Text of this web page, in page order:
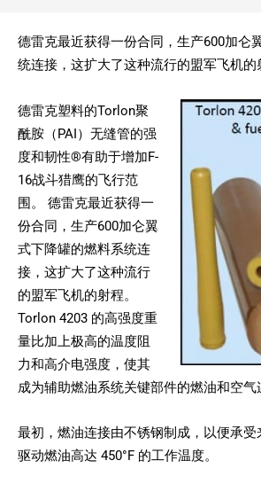
德雷克最近获得一份合同，生产600加仑
统连接，这扩大了这种流行的盟军飞机的
德雷克塑料的Torlon聚
酰胺（PAI）无缝管的强
度和韧性®有助于增加F-
16战斗猎鹰的飞行范
围。 德雷克最近获得一
份合同，生产600加仑翼
式下降罐的燃料系统连
接，这扩大了这种流行
的盟军飞机的射程。
Torlon 4203 的高强度重
量比加上极高的温度阻
力和高介电强度，使其
成为辅助燃油系统关键部件的燃油和空气
最初，燃油连接由不锈钢制成，以便承
驱动燃油高达 450°F 的工作温度。